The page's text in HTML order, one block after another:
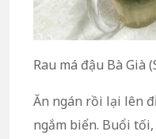
Rau má đậu Bà Già
Ăn ngán rồi lại lên
ngắm biển. Buổi